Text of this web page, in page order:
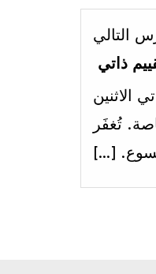
التالي
ذاتي
الاثنين
تُغفَر
[…]
Lesson